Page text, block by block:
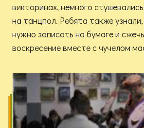
викторинах, немного
на танцпол. Ребята также
нужно записать на бумаге и
воскресение вместе с чучелом